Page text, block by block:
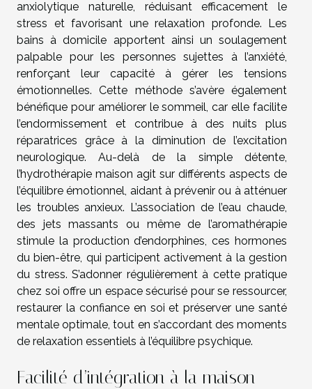
anxiolytique naturelle, réduisant efficacement le
stress et favorisant une relaxation profonde. Les
bains à domicile apportent ainsi un soulagement
palpable pour les personnes sujettes à l’anxiété,
renforçant leur capacité à gérer les tensions
émotionnelles. Cette méthode s’avère également
bénéfique pour améliorer le sommeil, car elle facilite
l’endormissement et contribue à des nuits plus
réparatrices grâce à la diminution de l’excitation
neurologique. Au-delà de la simple détente,
l’hydrothérapie maison agit sur différents aspects de
l’équilibre émotionnel, aidant à prévenir ou à atténuer
les troubles anxieux. L’association de l’eau chaude,
des jets massants ou même de l’aromathérapie
stimule la production d’endorphines, ces hormones
du bien-être, qui participent activement à la gestion
du stress. S’adonner régulièrement à cette pratique
chez soi offre un espace sécurisé pour se ressourcer,
restaurer la confiance en soi et préserver une santé
mentale optimale, tout en s’accordant des moments
de relaxation essentiels à l’équilibre psychique.
Facilité d’intégration à la maison